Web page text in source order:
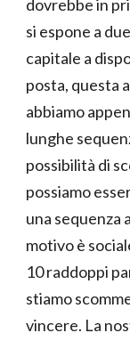
dovrebbe in
si espone a
capitale a
posta, questa
abbiamo
lunghe
possibilità di
possiamo
una sequenza
motivo è
10 raddoppi
stiamo
vincere. La